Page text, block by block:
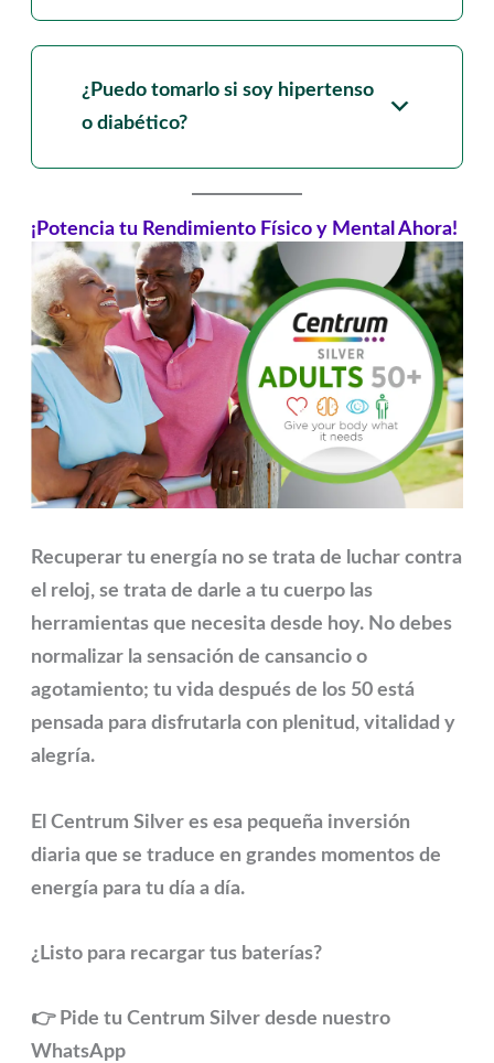
¿Puedo tomarlo si soy hipertenso
o diabético?
¡Potencia tu Rendimiento Físico y Mental Ahora!
Recuperar tu energía no se trata de luchar contra
el reloj, se trata de darle a tu cuerpo las
herramientas que necesita desde hoy. No debes
normalizar la sensación de cansancio o
agotamiento; tu vida después de los 50 está
pensada para disfrutarla con plenitud, vitalidad y
alegría.
El Centrum Silver es esa pequeña inversión
diaria que se traduce en grandes momentos de
energía para tu día a día.
¿Listo para recargar tus baterías?
👉 Pide tu Centrum Silver desde nuestro
WhatsApp